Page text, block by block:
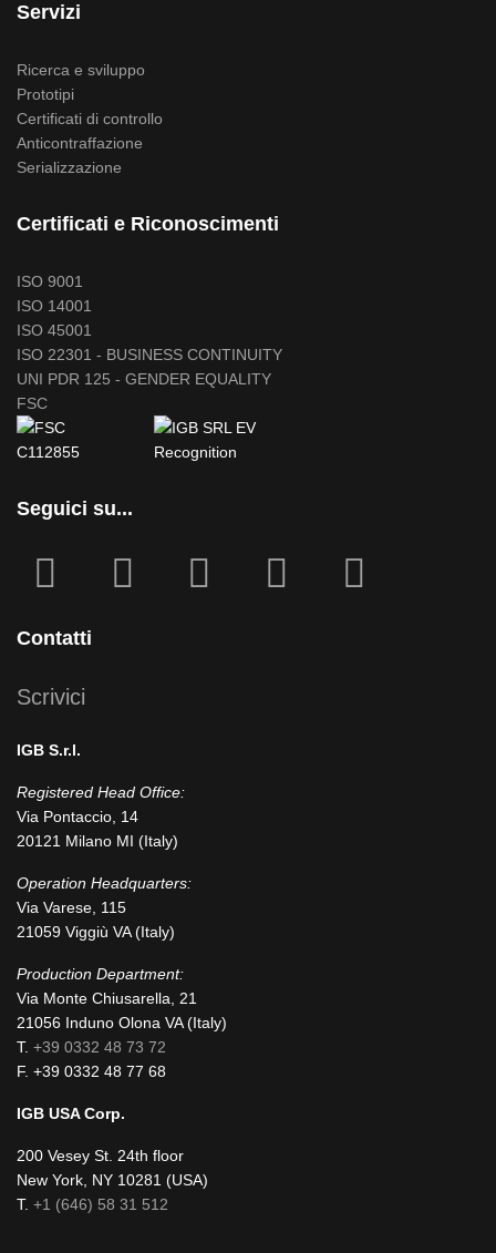
Servizi
Ricerca e sviluppo
Prototipi
Certificati di controllo
Anticontraffazione
Serializzazione
Certificati e Riconoscimenti
ISO 9001
ISO 14001
ISO 45001
ISO 22301 - BUSINESS CONTINUITY
UNI PDR 125 - GENDER EQUALITY
FSC
Seguici su...
square
Contatti
Scrivici
IGB S.r.l.
Registered Head Office:
Via Pontaccio, 14
20121 Milano MI (Italy)
Operation Headquarters:
Via Varese, 115
21059 Viggiù VA (Italy)
Production Department:
Via Monte Chiusarella, 21
21056 Induno Olona VA (Italy)
T. +39 0332 48 73 72
F. +39 0332 48 77 68
IGB USA Corp.
200 Vesey St. 24th floor
New York, NY 10281 (USA)
T. +1 (646) 58 31 512